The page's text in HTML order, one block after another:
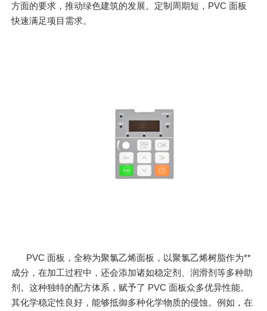
方面的要求，推动绿色建筑的发展。定制周期短，PVC 面板
快速满足项目需求。
PVC 面板，全称为聚氯乙烯面板，以聚氯乙烯树脂作为**
成分，在加工过程中，还会添加诸如稳定剂、润滑剂等多种助
剂。这种独特的配方体系，赋予了 PVC 面板众多优异性能。
其化学稳定性良好，能够抵御多种化学物质的侵蚀。例如，在